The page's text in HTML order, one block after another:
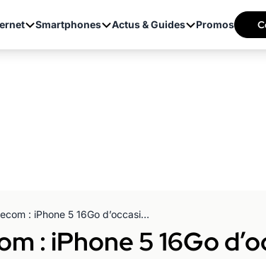
Smartphones Actus & Guides Promos
Bon plan Bouygues Telecom : iPhone 5 16Go d’occasion à partir de 289.90€ !
: iPhone 5 16Go